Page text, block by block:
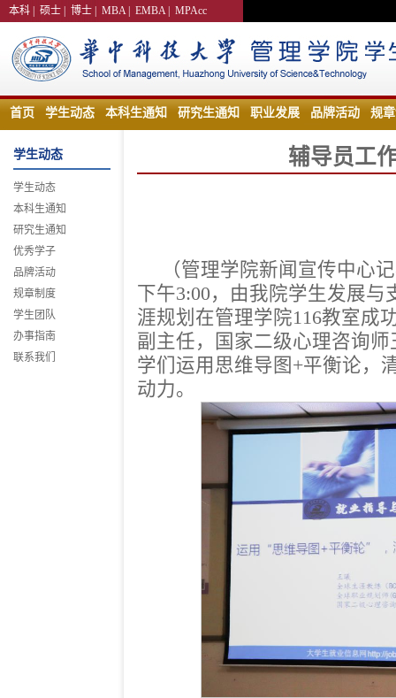
本科 硕士 博士 MBA| EMBA| MPAcc
首页 学生动态 本科生通知 研究生通知 职业发展 品牌活动 规
学生动态
学生动态
本科生通知
研究生通知
优秀学子
品牌活动
规章制度
学生团队
办事指南
联系我们
辅导员工
（管理学院新闻宣传中心
下午3:00，由我院学生发展
涯规划在管理学院116教室成
副主任，国家二级心理咨询
学们运用思维导图+平衡论，
动力。